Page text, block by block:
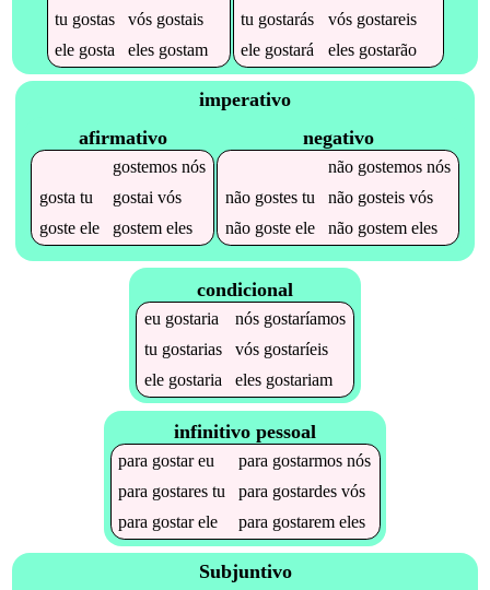
tu gostas vós gostais
ele gosta eles gostam
tu gostarás vós gostareis
ele gostará eles gostarão
imperativo
afirmativo
gostemosnós
gosta tu gostai vós
gosteele gostemeles
negativo
não gostemosnós
não gostestu não gosteisvós
não gosteele não gostemeles
condicional
eu gostaria nós gostaríamos
tu gostarias vós gostaríeis
ele gostaria eles gostariam
infinitivo pessoal
para gostareu para gostarmos nós
para gostares tu para gostardes vós
para gostarele para gostarem eles
Subjuntivo